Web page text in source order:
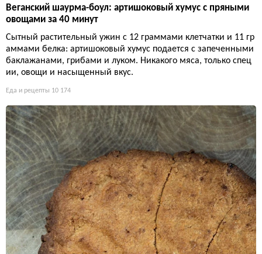
Веганский шаурма-боул: артишоковый хумус с пряными
овощами за 40 минут
Сытный растительный ужин с 12 граммами клетчатки и 11 гр
аммами белка: артишоковый хумус подается с запеченными
баклажанами, грибами и луком. Никакого мяса, только спец
ии, овощи и насыщенный вкус.
Еда и рецепты 10 174